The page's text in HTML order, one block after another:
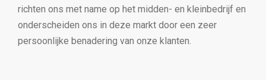
richten ons met name op het midden- en kleinbedrijf en
onderscheiden ons in deze markt door een zeer
persoonlijke benadering van onze klanten.